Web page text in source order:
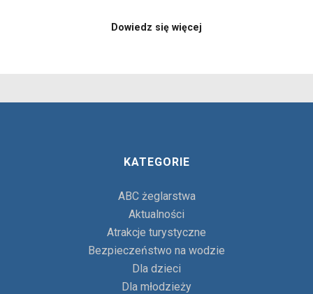
Dowiedz się więcej
KATEGORIE
ABC żeglarstwa
Aktualności
Atrakcje turystyczne
Bezpieczeństwo na wodzie
Dla dzieci
Dla młodzieży